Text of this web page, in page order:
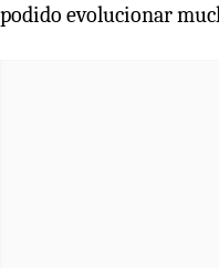
podido evolucionar